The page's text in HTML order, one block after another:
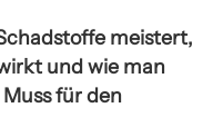
meistert,
und wie man
für den